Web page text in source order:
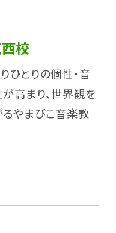
校
ひとりの個性・音
高まり、世界観を
やまびこ音楽教